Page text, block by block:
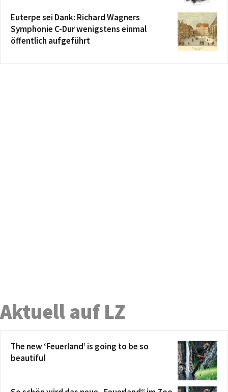
Euterpe sei Dank: Richard Wagners
Symphonie C-Dur wenigstens einmal
öffentlich aufgeführt
Aktuell auf LZ
The new ‘Feuerland’ is going to be so
beautiful